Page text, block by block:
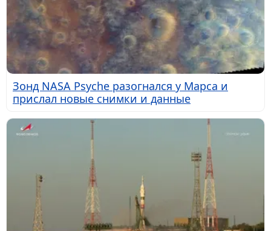
Зонд NASA Psyche разогнался у Марса и
прислал новые снимки и данные